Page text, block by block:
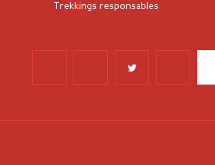
Trekkings responsables